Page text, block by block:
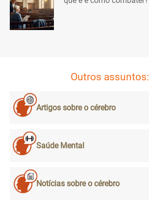
Outros assuntos:
Artigos sobre o cérebro
Saúde Mental
Notícias sobre o cérebro